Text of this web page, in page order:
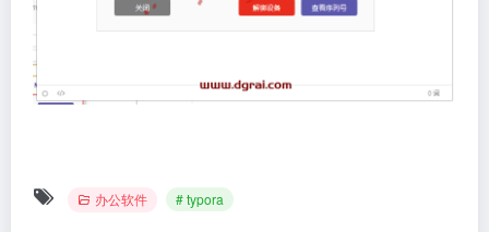
办公软件 # typora